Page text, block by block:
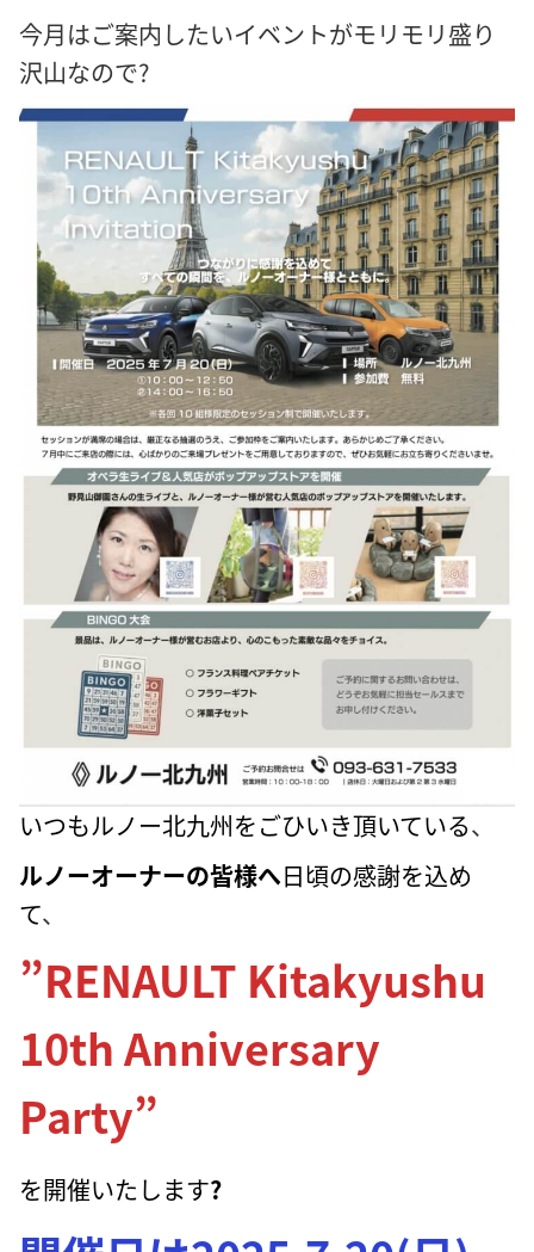
今月はご案内したいイベントがモリモリ盛り
沢山なので?
いつもルノー北九州をごひいき頂いている、
ルノーオーナーの皆様へ日頃の感謝を込め
て、
”RENAULT Kitakyushu
10th Anniversary
Party”
を開催いたします?